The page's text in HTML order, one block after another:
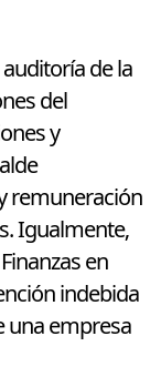
de la
del
y
remuneración
Igualmente,
en
indebida
una empresa